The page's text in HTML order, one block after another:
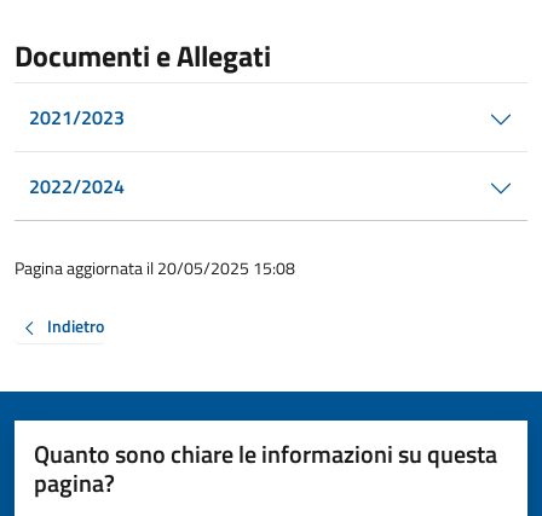
Documenti e Allegati
2021/2023
2022/2024
Pagina aggiornata il 20/05/2025 15:08
Indietro
Quanto sono chiare le informazioni su questa
pagina?